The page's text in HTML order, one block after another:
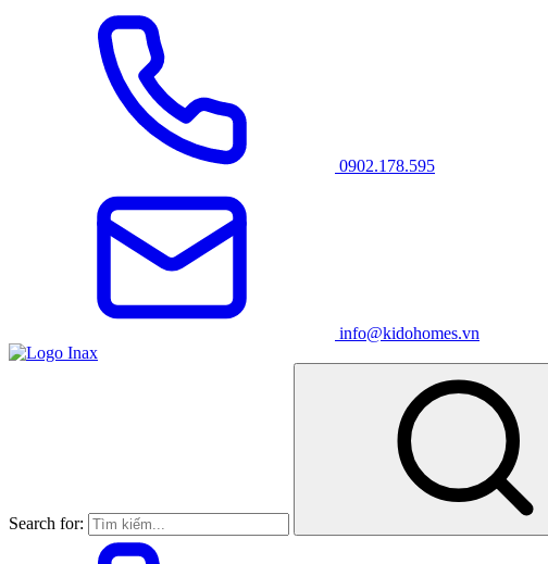
0902.178.595
info@kidohomes.vn
Search for: